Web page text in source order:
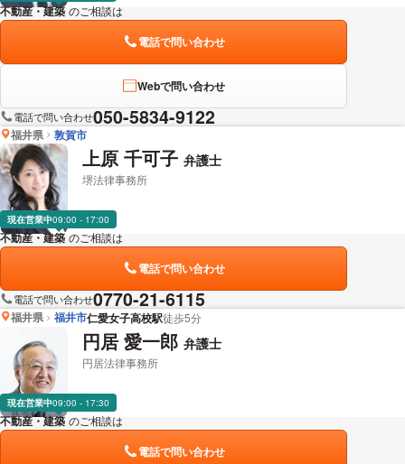
不動産・建築 のご相談は
電話で問い合わせ
Webで問い合わせ
電話で問い合わせ050-5834-9122
福井県 敦賀市
上原 千可子 弁護士
堺法律事務所
現在営業中09:00 - 17:00
不動産・建築 のご相談は
電話で問い合わせ
電話で問い合わせ0770-21-6115
福井県 福井市仁愛女子高校駅徒歩5分
円居 愛一郎 弁護士
円居法律事務所
現在営業中09:00 - 17:30
不動産・建築 のご相談は
電話で問い合わせ